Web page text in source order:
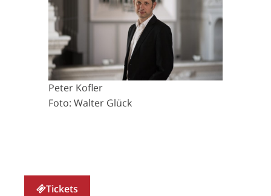
Peter Kofler
Foto: Walter Glück
Tickets